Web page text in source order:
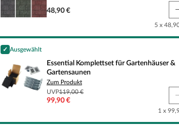
48,90 €
5 x
✓ Ausgewählt
Essential Komplettset für Gartenhäuser & Gartensaunen
Essential Komplettset für Gartenhäuser &
Gartensaunen
Zum Produkt
UVP119,00 €
99,90 €
1 x